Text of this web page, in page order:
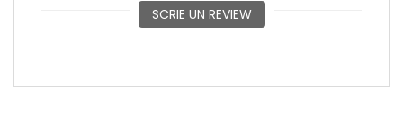
SCRIE UN REVIEW